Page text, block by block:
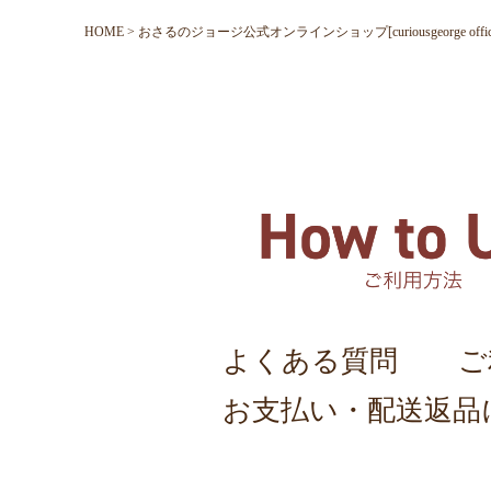
HOME おさるのジョージ公式オンラインショップ[curiousgeorge
よくある質問
お支払い・配送返